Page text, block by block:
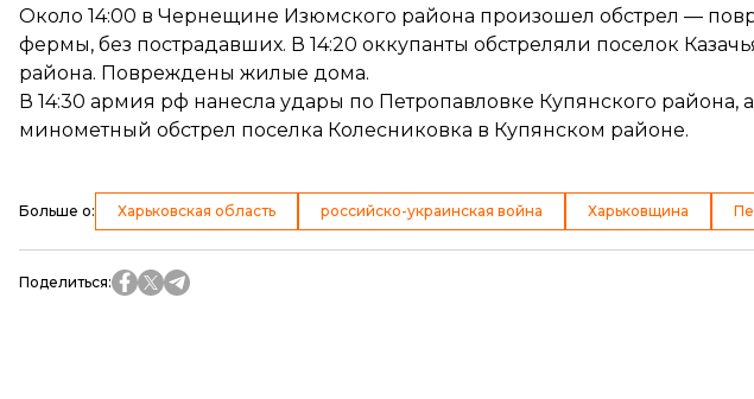
Около 14:00 в Чернещине Изюмского района произошел обстрел —
фермы, без пострадавших. В 14:20 оккупанты обстреляли поселок
района. Повреждены жилые дома.
В 14:30 армия рф нанесла удары по Петропавловке Купянского района,
минометный обстрел поселка Колесниковка в Купянском районе.
Больше о: Харьковская область российско-украинская война Харьковщина
Поделиться: